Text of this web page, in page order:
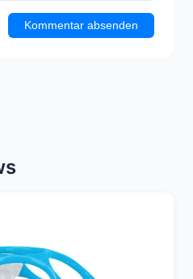
Kommentar absenden